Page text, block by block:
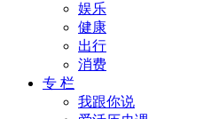
娱乐
健康
出行
消费
专 栏
我跟你说